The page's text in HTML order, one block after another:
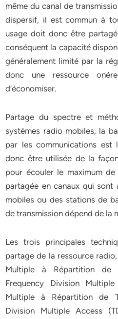
même du canal de
dispersif, il est commun à
usage doit donc être
conséquent la capacité
généralement limité par la
donc une ressource
d’économiser.
Partage du spectre et
systèmes radio mobiles, la
par les communications
donc être utilisée de la
pour écouler le maximum
partagée en canaux qui sont
mobiles ou des stations de
de transmission dépend de la
Les trois principales
partage de la ressource
Multiple à Répartition de
Frequency Division
Multiple à Répartition de
Division Multiple Access